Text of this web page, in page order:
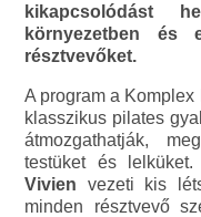
kikapcsolódást
környezetben és
résztvevőket.
A program a
klasszikus pilates
átmozgathatják,
testüket és
Vivien vezeti kis
minden résztvevő